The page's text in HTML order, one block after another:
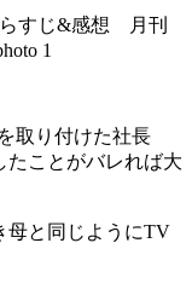
取り付けた社長
たことがバレれば大
母と同じようにTV